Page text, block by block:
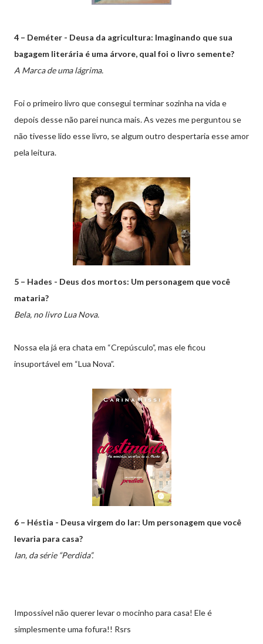
4 – Deméter - Deusa da agricultura: Imaginando que sua
bagagem literária é uma árvore, qual foi o livro semente?
A Marca de uma lágrima.
Foi o primeiro livro que consegui terminar sozinha na vida e
depois desse não parei nunca mais. As vezes me perguntou se
não tivesse lido esse livro, se algum outro despertaria esse amor
pela leitura.
5 – Hades - Deus dos mortos: Um personagem que você
mataria?
Bela, no livro Lua Nova.
Nossa ela já era chata em “Crepúsculo”, mas ele ficou
insuportável em “Lua Nova”.
6 – Héstia - Deusa virgem do lar: Um personagem que você
levaria para casa?
Ian, da série “Perdida”.
Impossível não querer levar o mocinho para casa! Ele é
simplesmente uma fofura!! Rsrs